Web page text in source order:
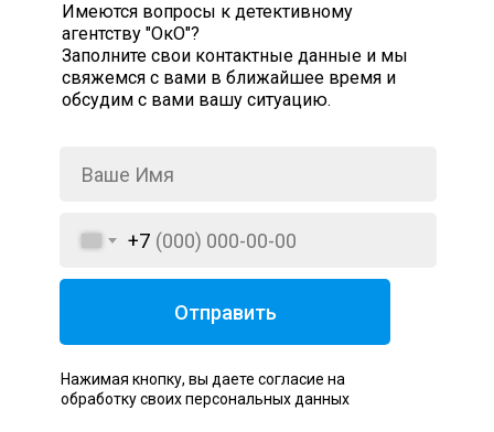
Имеются вопросы к детективному
агентству "ОкО"?
Заполните свои контактные данные и мы
свяжемся с вами в ближайшее время и
обсудим с вами вашу ситуацию.
+7
Отправить
Нажимая кнопку, вы даете согласие на
обработку своих персональных данных